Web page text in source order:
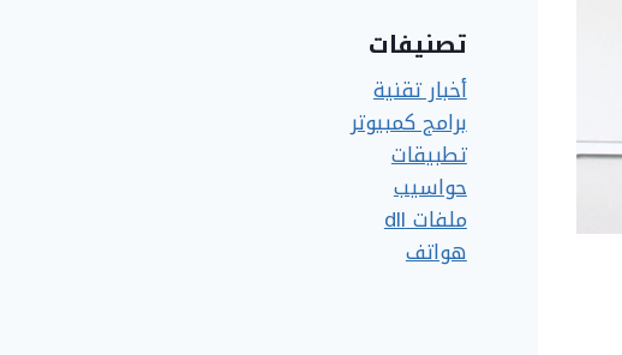
تصنيفات
أخبار تقنية
برامج كمبيوتر
تطبيقات
حواسيب
ملفات dll
هواتف